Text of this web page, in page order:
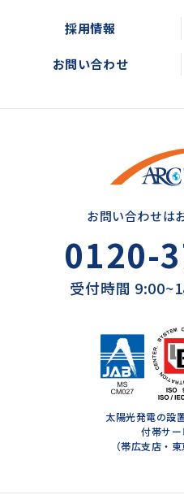
採用情報
お問い合わせ
お問い合わせは
0120-
受付時間
太陽光発電の設
付帯サー
（帯広支店・